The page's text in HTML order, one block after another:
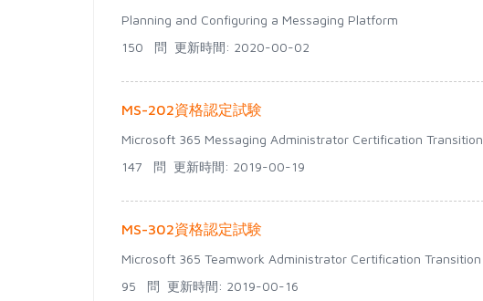
Planning and Configuring a Messaging Platform
150 問 更新時間: 2020-00-02
MS-202資格認定試験
Microsoft 365 Messaging Administrator Certification Transition
147 問 更新時間: 2019-00-19
MS-302資格認定試験
Microsoft 365 Teamwork Administrator Certification Transition
95 問 更新時間: 2019-00-16